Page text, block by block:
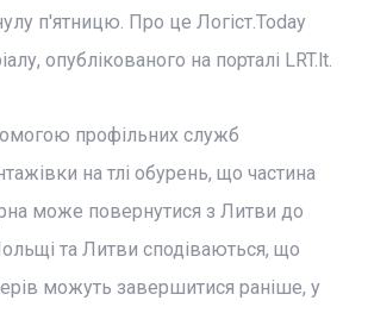
п'ятницю. Про це Логіст.Today
опублікованого на порталі LRT.lt.
профільних служб
на тлі обурень, що частина
може повернутися з Литви до
та Литви сподіваються, що
можуть завершитися раніше, у